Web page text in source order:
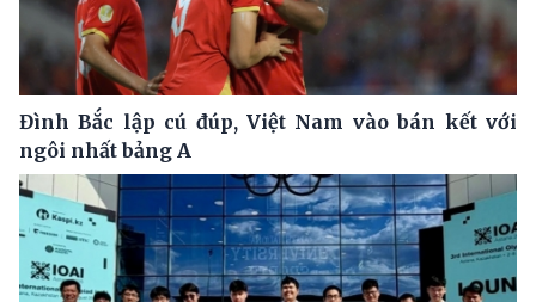
Đình Bắc lập cú đúp, Việt Nam vào bán kết với
ngôi nhất bảng A